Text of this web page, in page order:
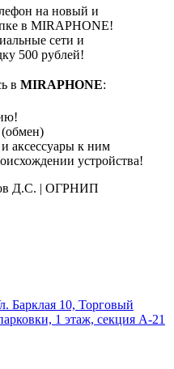
на новый и
в MIRAPHONE!
сети и
500 рублей!
в MIRAPHONE:
аксессуары к ним
устройства!
Д.С. | ОГРНИП
Барклая 10, Торговый
1 этаж, секция А-21